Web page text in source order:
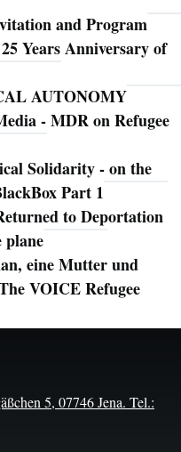
and Program
Years Anniversary of
AUTONOMY
- MDR on Refugee
Solidarity - on the
Part 1
to Deportation
plane
eine Mutter und
VOICE Refugee
5, 07746 Jena. Tel.: